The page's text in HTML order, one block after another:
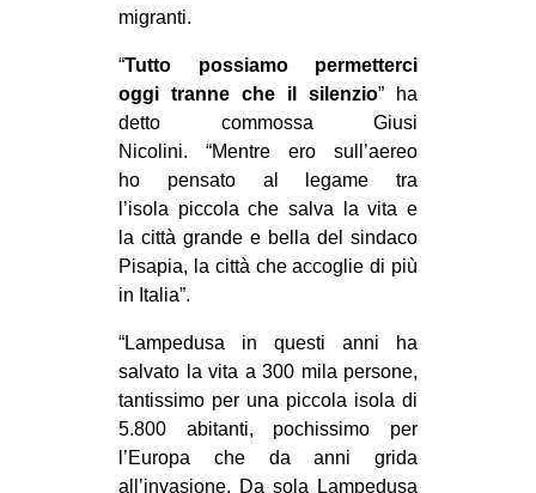
PRECARIATO
REPRESSIONE
STUDENTI
CULTURE
ARTE
MANIFESTI
MUSICA
RECENSIONI
migranti.
“Tutto possiamo permetterci
oggi tranne che il silenzio” ha
detto commossa Giusi
Nicolini. “Mentre ero sull’aereo
ho pensato al legame tra
l’isola piccola che salva la vita e
la città grande e bella del sindaco
Pisapia, la città che accoglie di più
in Italia”.
“Lampedusa in questi anni ha
salvato la vita a 300 mila persone,
tantissimo per una piccola isola di
5.800 abitanti, pochissimo per
l’Europa che da anni grida
all’invasione. Da sola Lampedusa